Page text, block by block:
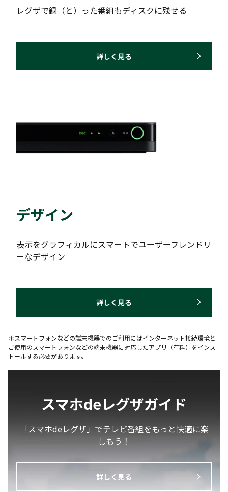
レグザで録（と）った番組もディスクに残せる
詳しく見る
デザイン
表示をグラフィカルにスマートでユーザーフレンドリ
ーなデザイン
詳しく見る
＊スマートフォンなどの端末機器でのご利用にはインターネット接続環境と
ご使用のスマートフォンなどの端末機器に対応したアプリ（有料）をインス
トールする必要があります。
スマホdeレグザガイド
「スマホdeレグザ」でテレビ番組をもっと快適に楽
しもう！
詳しく見る